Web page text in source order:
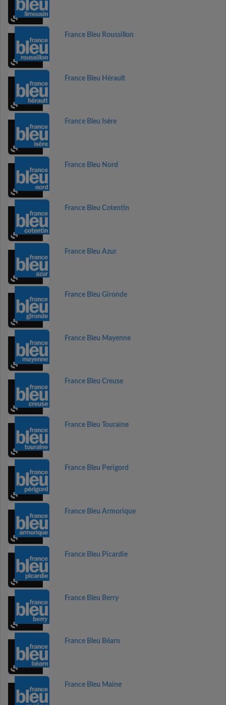
France Bleu Roussillon
France Bleu Hérault
France Bleu Isère
France Bleu Nord
France Bleu Cotentin
France Bleu Azur
France Bleu Gironde
France Bleu Mayenne
France Bleu Creuse
France Bleu Touraine
France Bleu Perigord
France Bleu Armorique
France Bleu Picardie
France Bleu Berry
France Bleu Béarn
France Bleu Maine